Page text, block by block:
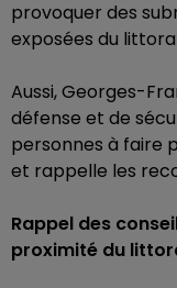
provoquer des
exposées du
Aussi, Georges-
défense et de
personnes à faire
et rappelle les
Rappel des
proximité du